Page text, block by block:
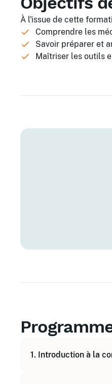
À l'issue de cette
Comprendre les
Savoir préparer et
Maîtriser les outils
1. Introduction à la